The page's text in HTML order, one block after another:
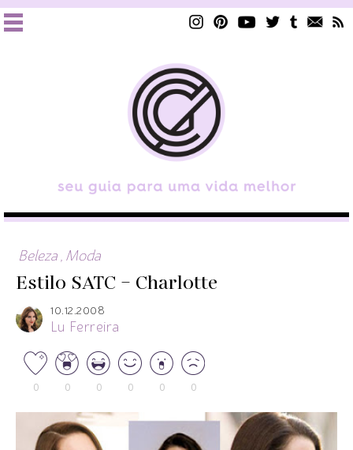
Beleza Moda
Estilo SATC – Charlotte
10.12.2008
Lu Ferreira
0 0 0 0 0 0